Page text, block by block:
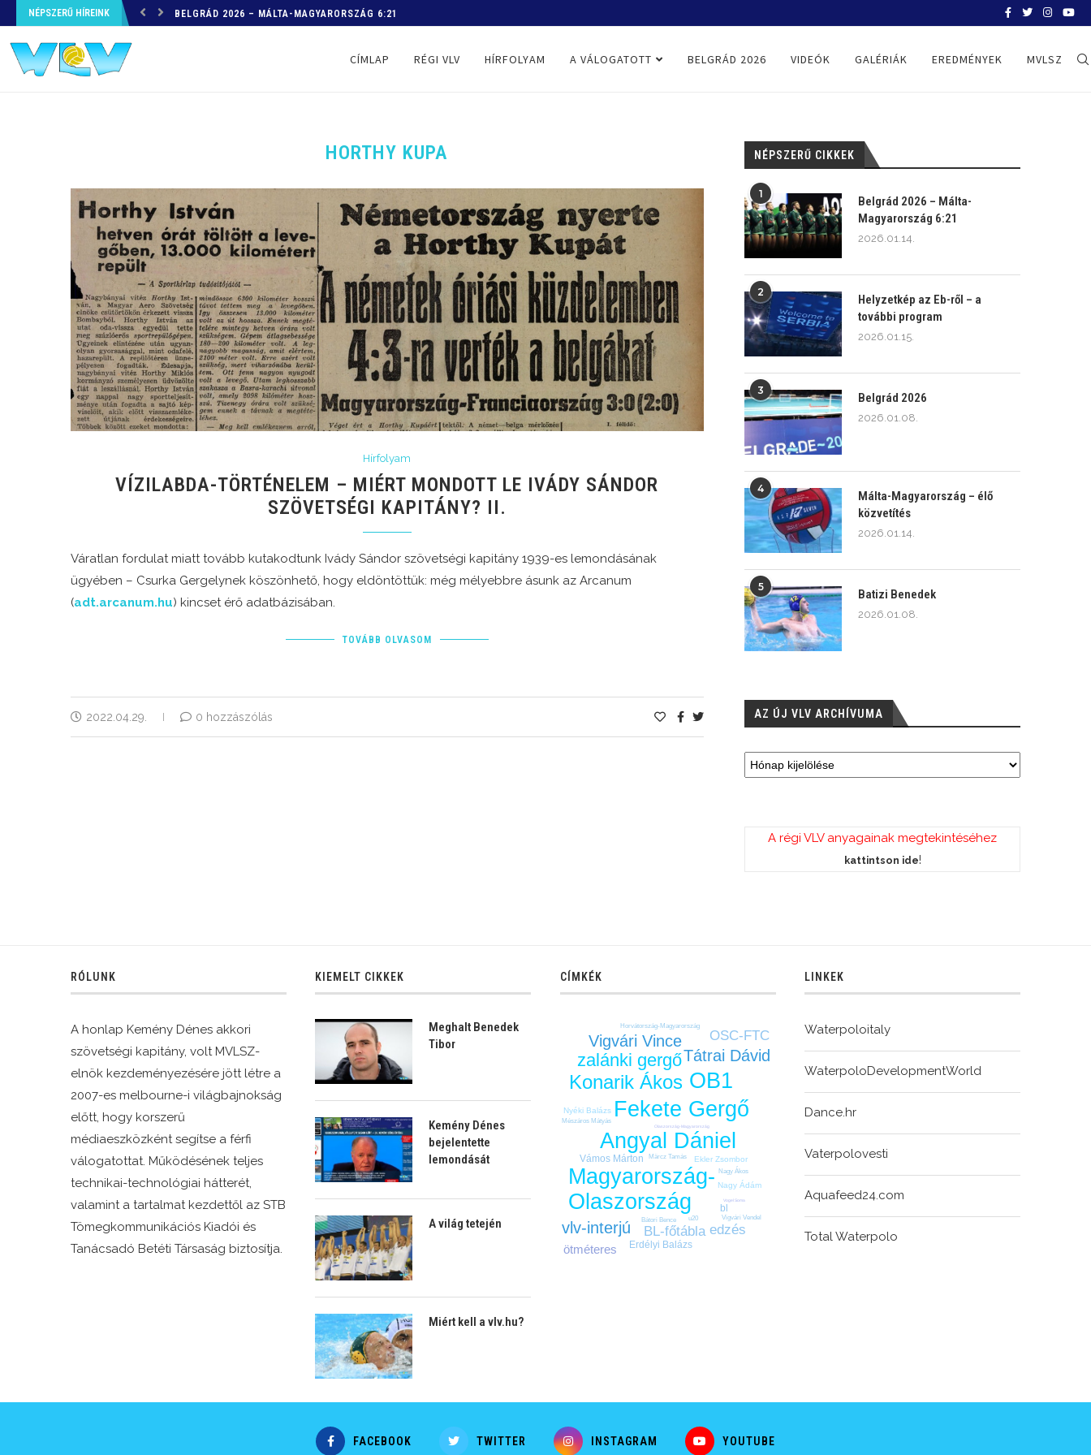
NÉPSZERŰ HÍREINK HELYZETKÉP AZ EB-RŐL – A TOVÁBBI PROGRAM
CÍMLAP RÉGI VLV HÍRFOLYAM A VÁLOGATOTT BELGRÁD 2026 VIDEÓK GALÉRIÁK EREDMÉNYEK MVLSZ
HORTHY KUPA
Hírfolyam
VÍZILABDA-TÖRTÉNELEM – MIÉRT MONDOTT LE IVÁDY SÁNDOR
SZÖVETSÉGI KAPITÁNY? II.
Váratlan fordulat miatt tovább kutakodtunk Ivády Sándor szövetségi kapitány 1939-es lemondásának
ügyében – Csurka Gergelynek köszönhető, hogy eldöntöttük: még mélyebbre ásunk az Arcanum
(adt.arcanum.hu) kincset érő adatbázisában.
TOVÁBB OLVASOM
2022.04.29. 0 hozzászólás
NÉPSZERŰ CIKKEK
1
Belgrád 2026 – Málta-
Magyarország 6:21
2026.01.14.
2
Helyzetkép az Eb-ről – a
további program
2026.01.15.
3
Belgrád 2026
2026.01.08.
4
Málta-Magyarország – élő
közvetítés
2026.01.14.
5
Batizi Benedek
2026.01.08.
AZ ÚJ VLV ARCHÍVUMA
A régi VLV anyagainak megtekintéséhez
kattintson ide!
RÓLUNK
A honlap Kemény Dénes akkori
szövetségi kapitány, volt MVLSZ-
elnök kezdeményezésére jött létre a
2007-es melbourne-i világbajnokság
előtt, hogy korszerű
médiaeszközként segítse a férfi
válogatottat. Működésének teljes
technikai-technológiai hátterét,
valamint a tartalmat kezdettől az STB
Tömegkommunikációs Kiadói és
Tanácsadó Betéti Társaság biztosítja.
KIEMELT CIKKEK
Meghalt Benedek
Tibor
Kemény Dénes
bejelentette
lemondását
A világ tetején
Miért kell a vlv.hu?
CÍMKÉK
Angyal Dániel
Fekete Gergő
Magyarország-
Olaszország
OB1
Konarik Ákos
zalánki gergőTátrai Dávid
Vigvári Vince
vlv-interjú BL-főtábla edzés
OSC-FTC
ötméteres
bl
Erdélyi Balázs
Vámos Márton Ekler Zsombor
Nagy Ádám
Nyéki Balázs
Bátori Bence
Horvátország-Magyarország
Märcz Tamás
Mészáros Mátyás
Nagy Ákos
u20 Vigvári Vendel
Olaszország-Magyarország
Vogel Soma
LINKEK
Waterpoloitaly
WaterpoloDevelopmentWorld
Dance.hr
Vaterpolovesti
Aquafeed24.com
Total Waterpolo
FACEBOOK TWITTER INSTAGRAM YOUTUBE